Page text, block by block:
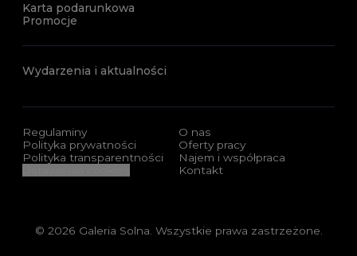
Karta podarunkowa
Promocje
Wydarzenia i aktualności
Regulaminy
Polityka prywatności
Polityka transparentności
O nas
Oferty pracy
Najem i współpraca
Kontakt
© 2026 Galeria Solna. Wszystkie prawa zastrzeżone.